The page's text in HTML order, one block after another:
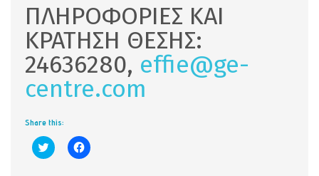
ΠΛΗΡΟΦΟΡΙΕΣ ΚΑΙ
ΚΡΑΤΗΣΗ ΘΕΣΗΣ:
24636280, effie@ge-
centre.com
Share this:
Click
to
Click
to